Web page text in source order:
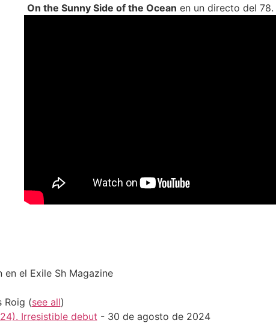
On the Sunny Side of the Ocean en un directo del 78.
el Exile Sh Magazine
Roig (see all)
Irresistible debut - 30 de agosto de 2024